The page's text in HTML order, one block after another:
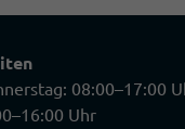
08:00–17:00
Uhr